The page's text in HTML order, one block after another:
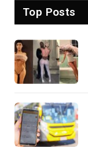
Top Posts